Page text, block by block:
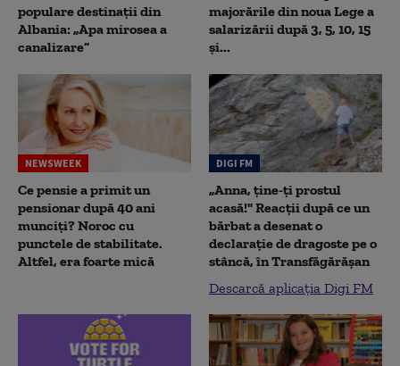
populare destinații din
Albania: „Apa mirosea a
canalizare”
majorările din noua Lege a
salarizării după 3, 5, 10, 15
și...
NEWSWEEK
Ce pensie a primit un
pensionar după 40 ani
munciți? Noroc cu
punctele de stabilitate.
Altfel, era foarte mică
DIGI FM
„Anna, ţine-ţi prostul
acasă!" Reacţii după ce un
bărbat a desenat o
declaraţie de dragoste pe o
stâncă, în Transfăgărăşan
Descarcă aplicația Digi FM